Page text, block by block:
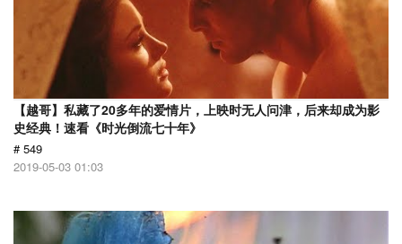
【越哥】私藏了20多年的爱情片，上映时无人问津，后来却成为影
史经典！速看《时光倒流七十年》
# 549
2019-05-03 01:03